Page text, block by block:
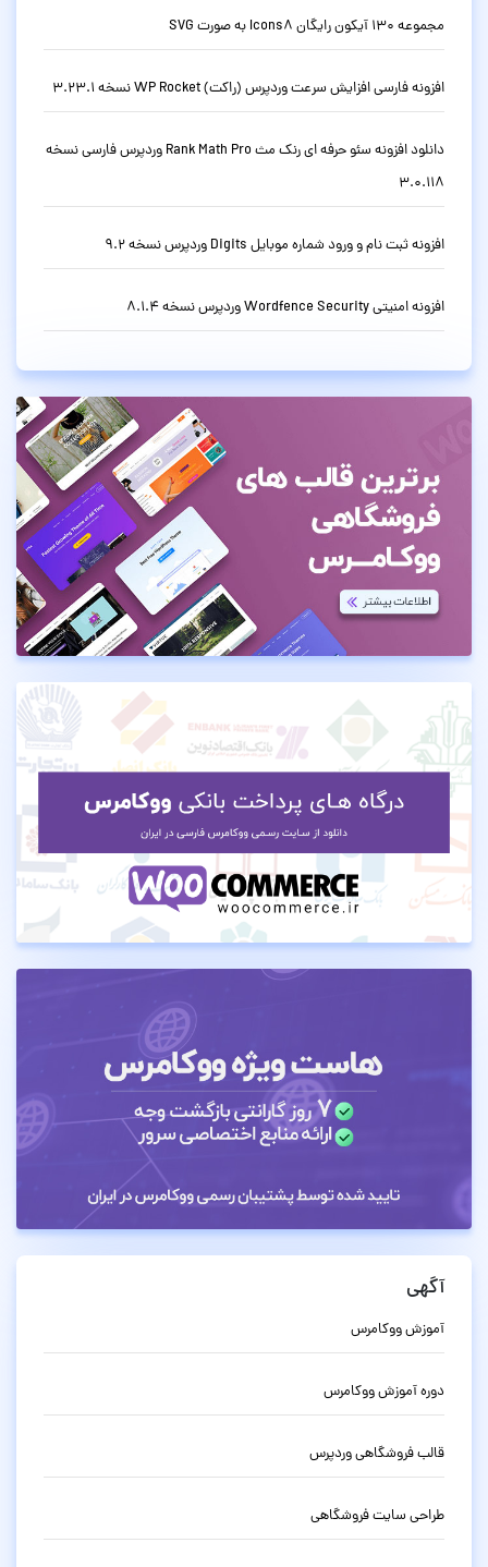
مجموعه 130 آیکون رایگان Icons8 به صورت SVG
افزونه فارسی افزایش سرعت وردپرس (راکت) WP Rocket نسخه 3.23.1
دانلود افزونه سئو حرفه ای رنک مث Rank Math Pro وردپرس فارسی نسخه
3.0.118
افزونه ثبت نام و ورود شماره موبایل Digits وردپرس نسخه 9.2
افزونه امنیتی Wordfence Security وردپرس نسخه 8.1.4
آگهی
آموزش ووکامرس
دوره آموزش ووکامرس
قالب فروشگاهی وردپرس
طراحی سایت فروشگاهی